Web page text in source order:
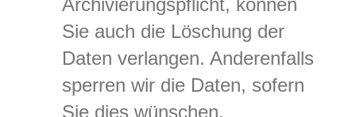
Archivierungspflicht, können
Sie auch die Löschung der
Daten verlangen. Anderenfalls
sperren wir die Daten, sofern
Sie dies wünschen.